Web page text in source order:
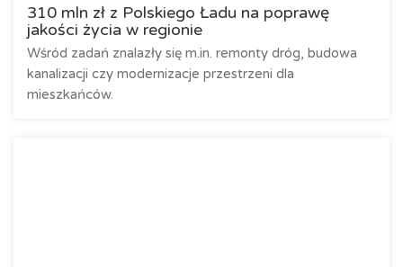
310 mln zł z Polskiego Ładu na poprawę
jakości życia w regionie
Wśród zadań znalazły się m.in. remonty dróg, budowa
kanalizacji czy modernizacje przestrzeni dla
mieszkańców.